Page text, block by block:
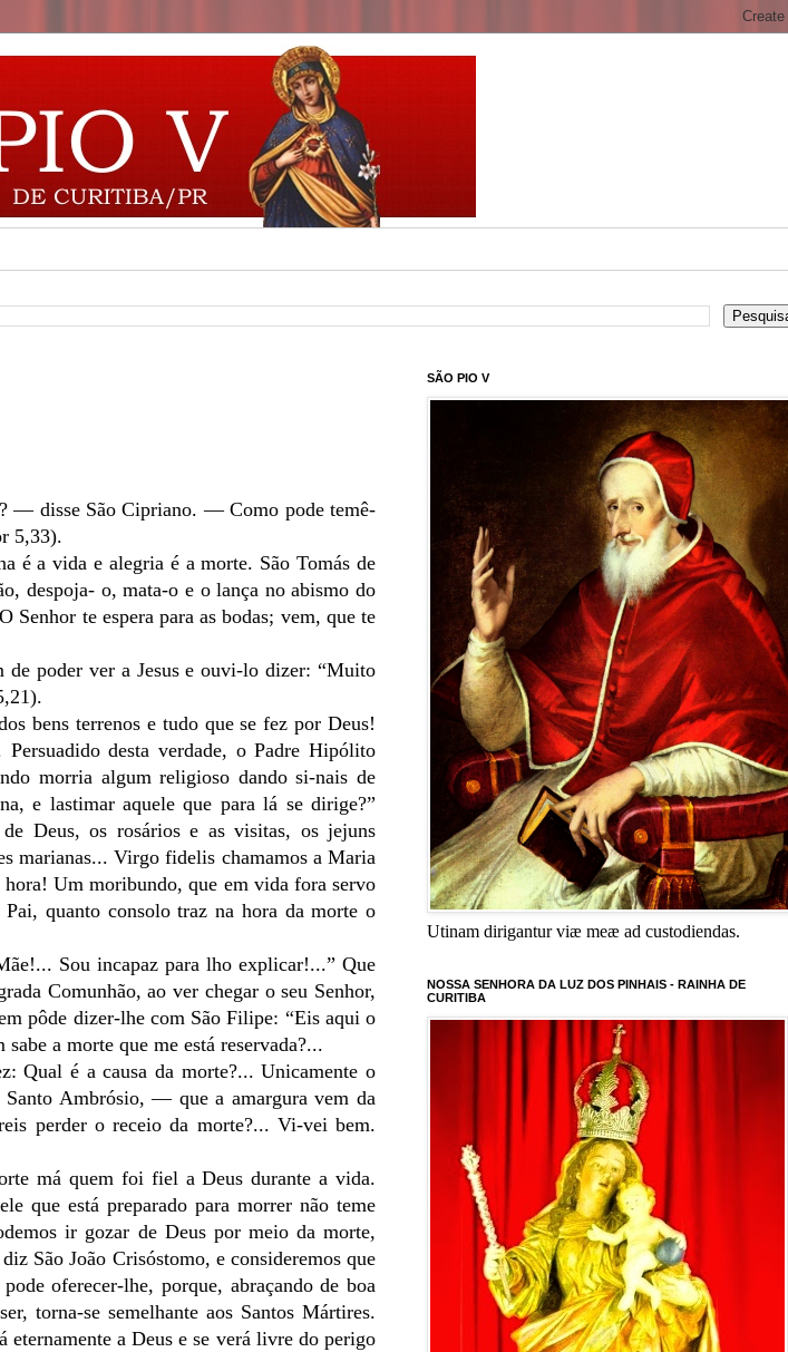
— disse São Cipriano. — Como pode temê-
5,33).
é a vida e alegria é a morte. São Tomás de
despoja- o, mata-o e o lança no abismo do
te espera para as bodas; vem, que te
de poder ver a Jesus e ouvi-lo dizer: “Muito
bens terrenos e tudo que se fez por Deus!
desta verdade, o Padre Hipólito
morria algum religioso dando si-nais de
e lastimar aquele que para lá se dirige?”
de Deus, os rosários e as visitas, os jejuns
marianas... Virgo fidelis chamamos a Maria
hora! Um moribundo, que em vida fora servo
quanto consolo traz na hora da morte o
Sou incapaz para lho explicar!...” Que
Comunhão, ao ver chegar o seu Senhor,
pôde dizer-lhe com São Filipe: “Eis aqui o
a morte que me está reservada?...
Qual é a causa da morte?... Unicamente o
Ambrósio, — que a amargura vem da
perder o receio da morte?... Vi-vei bem.
má quem foi fiel a Deus durante a vida.
que está preparado para morrer não teme
ir gozar de Deus por meio da morte,
São João Crisóstomo, e consideremos que
oferecer-lhe, porque, abraçando de boa
torna-se semelhante aos Santos Mártires.
eternamente a Deus e se verá livre do perigo
SÃO PIO V
Utinam dirigantur viæ meæ ad custodiendas.
NOSSA SENHORA DA LUZ DOS PINHAIS - RAINHA DE
CURITIBA